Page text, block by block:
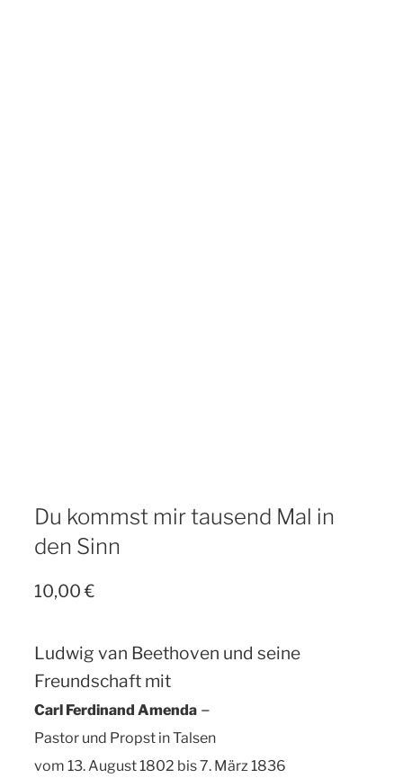
Du kommst mir tausend Mal in
den Sinn
10,00€
Ludwig van Beethoven und seine
Freundschaft mit
Carl Ferdinand Amenda –
Pastor und Propst in Talsen
vom 13. August 1802 bis 7. März 1836